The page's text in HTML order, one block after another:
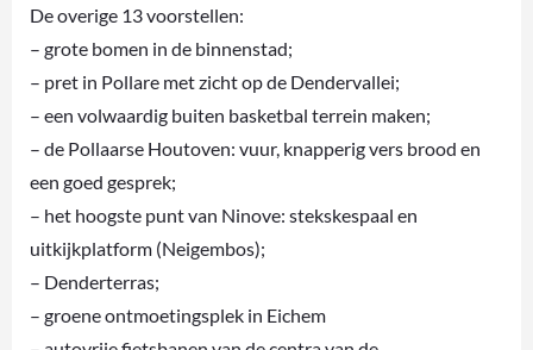
De overige 13 voorstellen:
– grote bomen in de binnenstad;
– pret in Pollare met zicht op de Dendervallei;
– een volwaardig buiten basketbal terrein maken;
– de Pollaarse Houtoven: vuur, knapperig vers brood en
een goed gesprek;
– het hoogste punt van Ninove: stekskespaal en
uitkijkplatform (Neigembos);
– Denderterras;
– groene ontmoetingsplek in Eichem